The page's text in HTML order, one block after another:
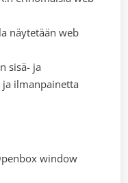
näytetään web
sisä- ja
ilmanpainetta
window